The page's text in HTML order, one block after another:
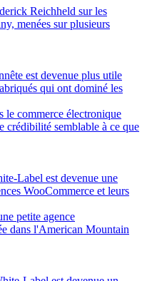
Reichheld sur les
menées sur plusieurs
est devenue plus utile
qui ont dominé les
le commerce électronique
crédibilité semblable à ce que
Label est devenue une
WooCommerce et leurs
petite agence
dans l'American Mountain